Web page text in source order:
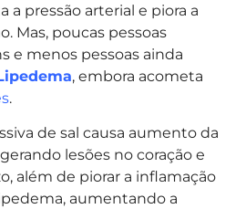
a pressão arterial e piora a
Mas, poucas pessoas
e menos pessoas ainda
, embora acometa
.
de sal causa aumento da
lesões no coração e
além de piorar a inflamação
aumentando a